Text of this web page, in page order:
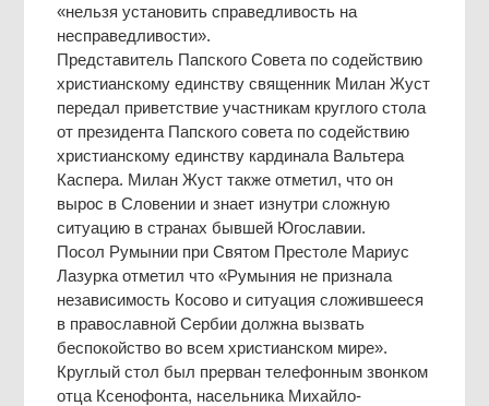
«нельзя установить справедливость на
несправедливости».
Представитель Папского Совета по содействию
христианскому единству священник Милан Жуст
передал приветствие участникам круглого стола
от президента Папского совета по содействию
христианскому единству кардинала Вальтера
Каспера. Милан Жуст также отметил, что он
вырос в Словении и знает изнутри сложную
ситуацию в странах бывшей Югославии.
Посол Румынии при Святом Престоле Мариус
Лазурка отметил что «Румыния не признала
независимость Косово и ситуация сложившееся
в православной Сербии должна вызвать
беспокойство во всем христианском мире».
Круглый стол был прерван телефонным звонком
отца Ксенофонта, насельника Михайло-